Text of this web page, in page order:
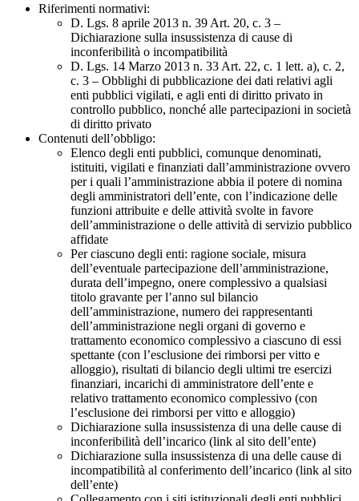
Riferimenti normativi:
D. Lgs. 8 aprile 2013 n. 39 Art. 20, c. 3 –
Dichiarazione sulla insussistenza di cause di
inconferibilità o incompatibilità
D. Lgs. 14 Marzo 2013 n. 33 Art. 22, c. 1 lett. a), c. 2,
c. 3 – Obblighi di pubblicazione dei dati relativi agli
enti pubblici vigilati, e agli enti di diritto privato in
controllo pubblico, nonché alle partecipazioni in società
di diritto privato
Contenuti dell’obbligo:
Elenco degli enti pubblici, comunque denominati,
istituiti, vigilati e finanziati dall’amministrazione ovvero
per i quali l’amministrazione abbia il potere di nomina
degli amministratori dell’ente, con l’indicazione delle
funzioni attribuite e delle attività svolte in favore
dell’amministrazione o delle attività di servizio pubblico
affidate
Per ciascuno degli enti: ragione sociale, misura
dell’eventuale partecipazione dell’amministrazione,
durata dell’impegno, onere complessivo a qualsiasi
titolo gravante per l’anno sul bilancio
dell’amministrazione, numero dei rappresentanti
dell’amministrazione negli organi di governo e
trattamento economico complessivo a ciascuno di essi
spettante (con l’esclusione dei rimborsi per vitto e
alloggio), risultati di bilancio degli ultimi tre esercizi
finanziari, incarichi di amministratore dell’ente e
relativo trattamento economico complessivo (con
l’esclusione dei rimborsi per vitto e alloggio)
Dichiarazione sulla insussistenza di una delle cause di
inconferibilità dell’incarico (link al sito dell’ente)
Dichiarazione sulla insussistenza di una delle cause di
incompatibilità al conferimento dell’incarico (link al sito
dell’ente)